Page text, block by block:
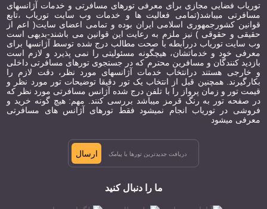
توریاب فضایی مجازی برای معرفی تورهای مسافرتی و خدمات آژانسهای
مسافرتی میباشد(تمامی فعالیت ها و خدمات وب سایت توریاب ،تابع
قوانین کشورجمهوری اسلامی ایران بوده و تمامی اعضای سایت( اعم از
حقیقی و حقوقی ) نیز ملزم به رعایت این قوانین می باشند-بدیهی است
وب سایت توریاب دررابطه با صحت مطالب درج شده توسط آژانسها برای
معرفی خود و خدماتشان، هیچگونه مسئولیتی را نمی پذیرد و لازم است
بازدید کنندگان و مسافرین محترم که در جستجوی تورهای مسافرتی داخلی
و خارجی هستند درانتخاب خدمات آژانسهای مورد نظر، دقت لازم را
بکارگیرند. همچنین قبل از انتخاب یک تور دقیقا توضیحات تور مورد نظر و
قیمت تور و زمان پرواز را با تلفن درج شده آژانس مسافرتی مورد نظر که
در صفحه تور به رنگ قرمز میباشد بررسی کنند. مهم: هیچ گونه خرید و
فروشی در توریاب انجام نمیشود فقط تورهای آژانس های مسافرتی
معرفی میشود
ارسال
ما را دنبال کنید